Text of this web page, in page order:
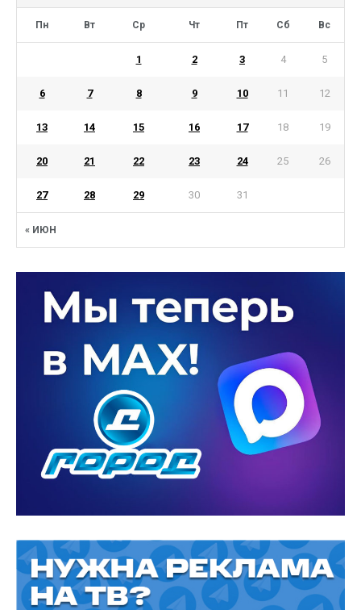
Пн Вт Ср Чт Пт Сб Вс
« ИЮН
1 2 3 4 5
6 7 8 9 10 11 12
13 14 15 16 17 18 19
20 21 22 23 24 25 26
27 28 29 30 31